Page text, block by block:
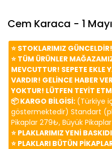
Cem Karaca - 1
⭐️ STOKLARIMIZ GÜNCELDİR!
⭐️ TÜM ÜRÜNLER
MEVCUTTUR! SEPETE EKLE
VARDIR! GELİNCE HABER
YOKTUR! LÜTFEN TEYİT
📦 KARGO BİLGİSİ: (Türkiye
göstermektedir) Standart
Pikaplar 279₺, Büyük
⭐️ PLAKLARIMIZ YENİ
⭐️ PLAKLARI BÜTÜN